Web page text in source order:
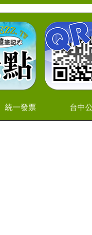
統一發票 台中